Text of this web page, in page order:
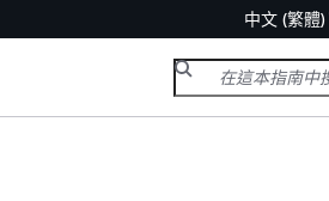
中文 (繁體)